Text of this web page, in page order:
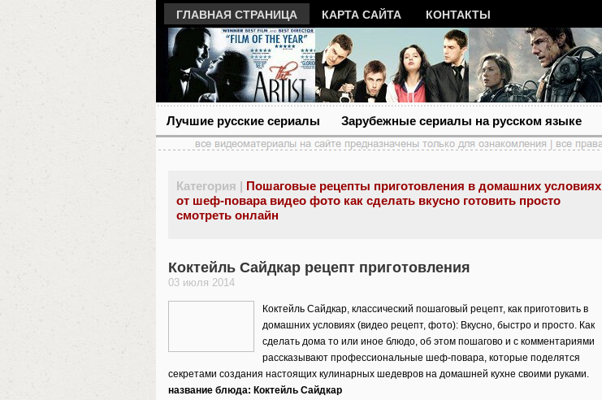
ГЛАВНАЯ СТРАНИЦА КАРТА САЙТА КОНТАКТЫ
Лучшие русские сериалы Зарубежные сериалы на русском языке
Категория | Пошаговые рецепты приготовления в домашних условиях
от шеф-повара видео фото как сделать вкусно готовить просто
смотреть онлайн
Коктейль Сайдкар рецепт приготовления
03 июля 2014
Коктейль Сайдкар, классический пошаговый рецепт, как приготовить в
домашних условиях (видео рецепт, фото): Вкусно, быстро и просто. Как
сделать дома то или иное блюдо, об этом пошагово и с комментариями
рассказывают профессиональные шеф-повара, которые поделятся
секретами создания настоящих кулинарных шедевров на домашней кухне своими руками.
название блюда: Коктейль Сайдкар